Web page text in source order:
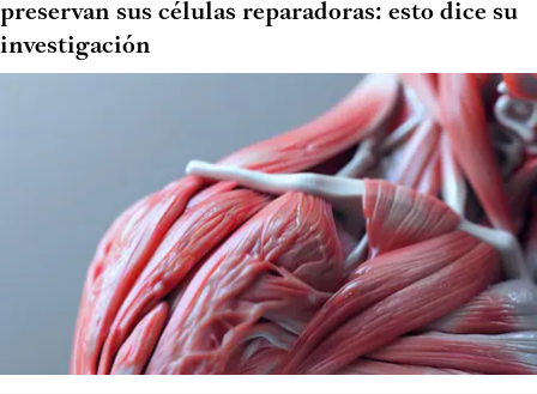
preservan sus células reparadoras: esto dice su
investigación